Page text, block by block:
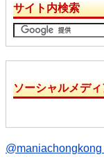
サイト内検索
ソーシャルメディ
@maniachongkong